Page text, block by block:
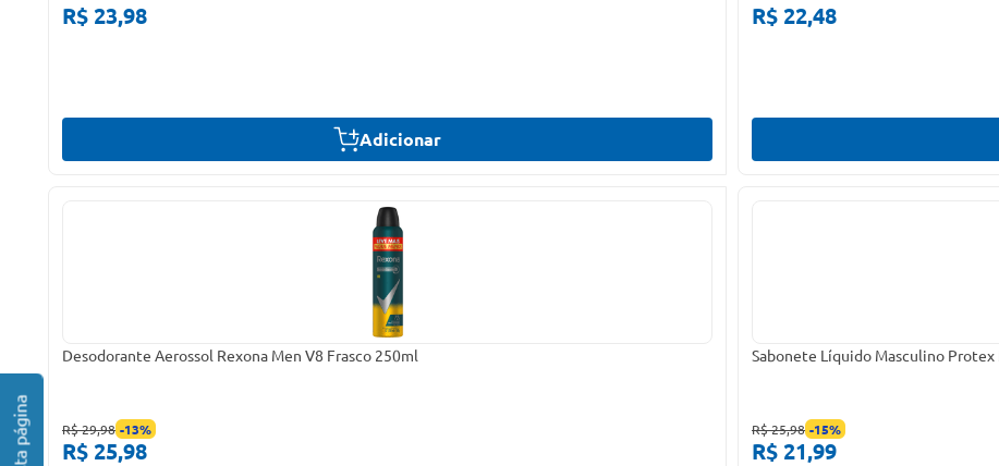
R$ 23,98
Adicionar
R$ 22,48
Desodorante Aerossol Rexona Men V8 Frasco 250ml
R$ 29,98 -13%
R$ 25,98
Sabonete Líquido Masculino
R$ 25,98 -15%
R$ 21,99